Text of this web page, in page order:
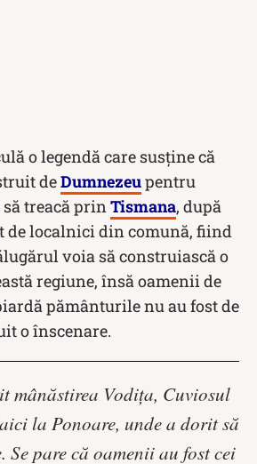
o legendă care susține că
deDumnezeupentru
treacă prinTismana, după
de localnici din comună, fiind
voia să construiască o
regiune, însă oamenii de
pământurile nu au fost de
o înscenare.
mânăstirea Vodiţa, Cuviosul
la Ponoare, unde a dorit să
Se pare că oamenii au fost cei